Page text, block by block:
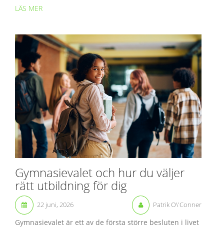
LÄS MER
Gymnasievalet och hur du väljer
rätt utbildning för dig
22 juni, 2026 Patrik O\'Conner
Gymnasievalet är ett av de första större besluten i livet